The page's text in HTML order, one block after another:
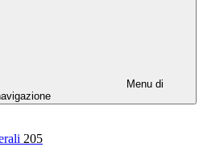
Menu di
205